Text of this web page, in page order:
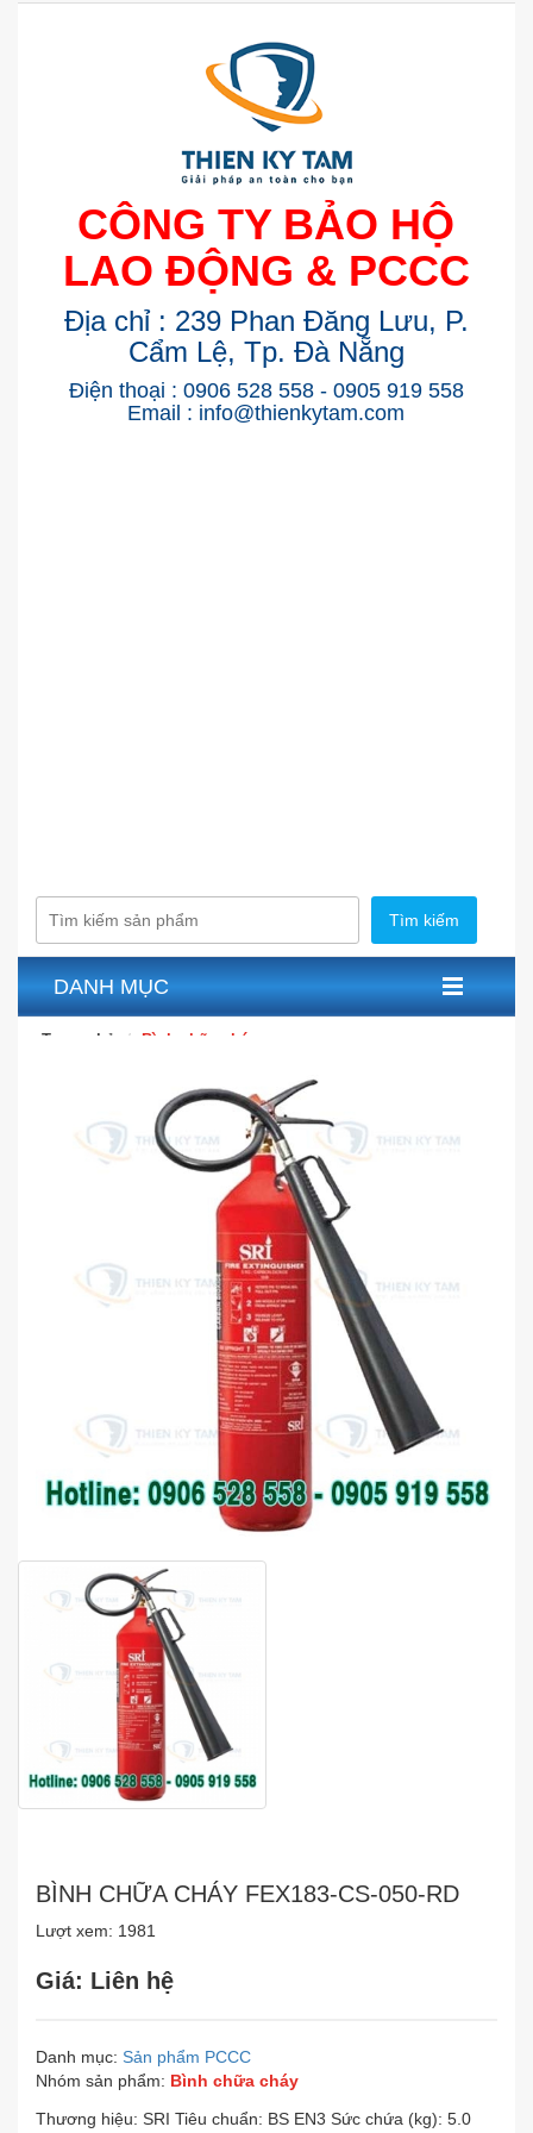
CÔNG TY BẢO HỘ
LAO ĐỘNG & PCCC
Địa chỉ : 239 Phan Đăng Lưu, P.
Cẩm Lệ, Tp. Đà Nẵng
Điện thoại : 0906 528 558 - 0905 919 558
Email : info@thienkytam.com
Tìm kiếm
DANH MỤC
Trang chủ Bình chữa cháy
BÌNH CHỮA CHÁY FEX183-CS-050-RD
Lượt xem: 1981
Giá: Liên hệ
Danh mục: Sản phẩm PCCC
Nhóm sản phẩm: Bình chữa cháy
Thương hiệu: SRI Tiêu chuẩn: BS EN3 Sức chứa (kg): 5.0